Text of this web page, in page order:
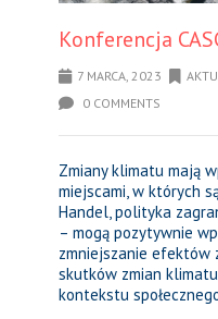
Konferencja
7 MARCA, 2023
0 COMMENTS
Zmiany klimatu mają
miejscami, w których
Handel, polityka
– mogą pozytywnie
zmniejszanie efektów
skutków zmian
kontekstu